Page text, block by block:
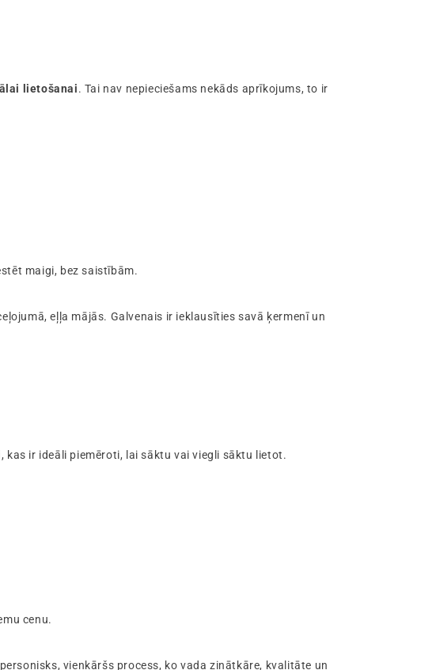
lietošanai. Tai nav nepieciešams nekāds aprīkojums, to ir
maigi, bez saistībām.
eļļa mājās. Galvenais ir ieklausīties savā ķermenī un
, kas ir ideāli piemēroti, lai sāktu vai viegli sāktu lietot.
cenu.
vienkāršs process, ko vada zinātkāre, kvalitāte un